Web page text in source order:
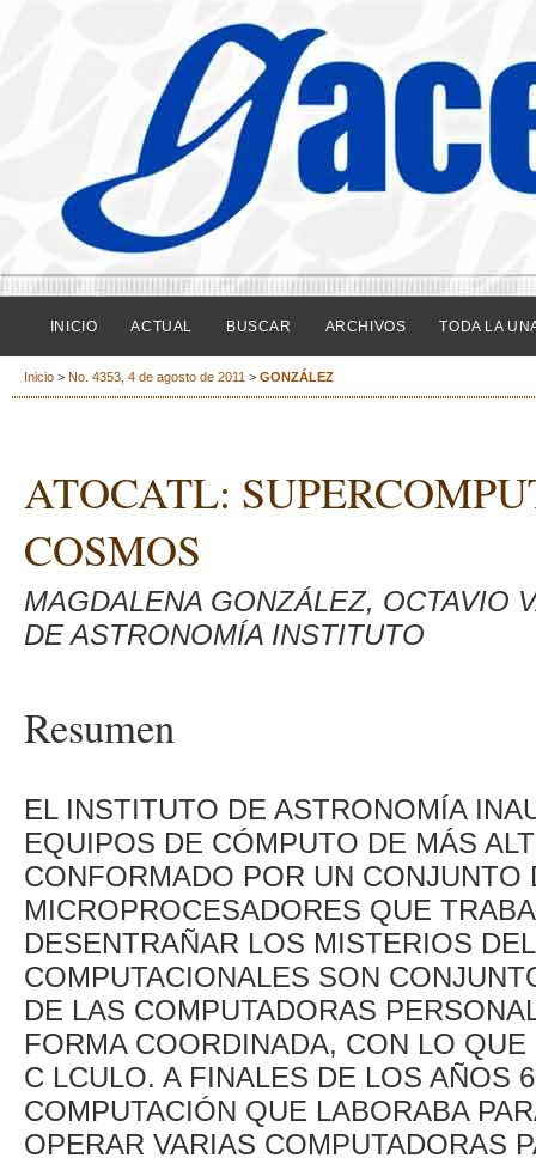
INICIO ACTUAL BUSCAR ARCHIVOS TODA LA
Inicio > No. 4353, 4 de agosto de 2011 > GONZÁLEZ
ATOCATL:
COSMOS
MAGDALENA GONZÁLEZ, OCTAVIO
DE ASTRONOMÍA INSTITUTO
Resumen
EL INSTITUTO DE ASTRONOMÍA
EQUIPOS DE CÓMPUTO DE MÁS
CONFORMADO POR UN CONJUNTO
MICROPROCESADORES QUE
DESENTRAÑAR LOS MISTERIOS
COMPUTACIONALES SON
DE LAS COMPUTADORAS
FORMA COORDINADA, CON LO
C LCULO. A FINALES DE LOS AÑOS
COMPUTACIÓN QUE LABORABA
OPERAR VARIAS COMPUTADORAS